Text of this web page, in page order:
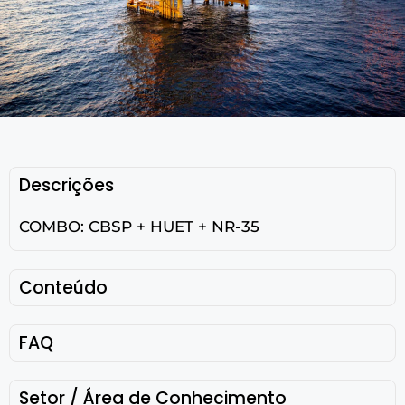
Descrições
COMBO: CBSP + HUET + NR-35
Conteúdo
FAQ
Setor / Área de Conhecimento